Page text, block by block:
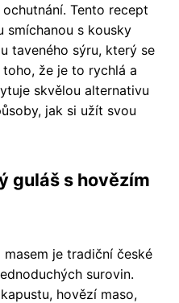
Tento recept
smíchanou s kousky
taveného sýru, který se
že je to rychlá a
skvělou alternativu
jak si užít svou
guláš s hovězím
je tradiční české
surovin.
hovězí maso,